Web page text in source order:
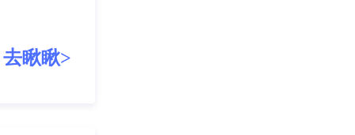
去瞅瞅>